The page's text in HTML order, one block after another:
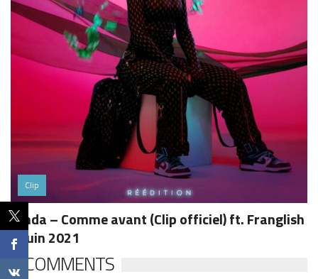
Clip
Lynda – Comme avant (Clip officiel) ft. Franglish
– Juin 2021
0 COMMENTS